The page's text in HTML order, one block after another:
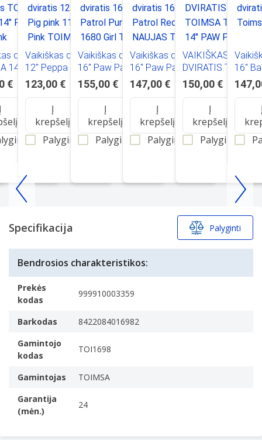
dviratis
1495 14"
pink
€
Vaikiškas dviratis
12" Peppa Pig pink
1195 Pink TOIMSA
123,00 €
Į
krepšelį
Palyginti
Vaikiškas dviratis
16" Paw Patrol
Purple 1680 Girl
TOIMSA
155,00 €
Į
krepšelį
Palyginti
Vaikiškas dviratis
16" Paw Patrol Red
1678 NAUJAS
TOIMSA
147,00 €
Į
krepšelį
Palyginti
VAIKIŠKAS
DVIRATIS TOIMSA
TOI1481 14" PAW
PATROL BALTAS
150,00 €
Į
krepšelį
Palyginti
16"
1465
Item
Specifikacija Palyginti
Bendrosios charakteristikos:
Prekės
kodas
999910003359
Barkodas
8422084016982
Gamintojo
kodas
TOI1698
Gamintojas
TOIMSA
Garantija
(mėn.)
24